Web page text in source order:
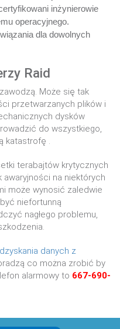
inżynierowie
operacyjnego.
dla dowolnych
Raid
Może się tak
przetwarzanych plików i
dysków
do wszystkiego,
katastrofę .
terabajtów krytycznych
awaryjności na niektórych
może wynosić zaledwie
niefortunną
nagłego problemu,
danych z
co można zrobić by
alarmowy to 667-690-